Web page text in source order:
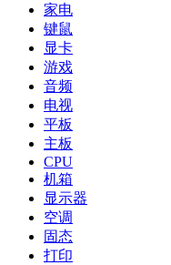
家电
键鼠
显卡
游戏
音频
电视
平板
主板
CPU
机箱
显示器
空调
固态
打印